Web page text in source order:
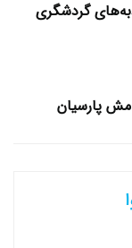
گردشگری
پارسیان